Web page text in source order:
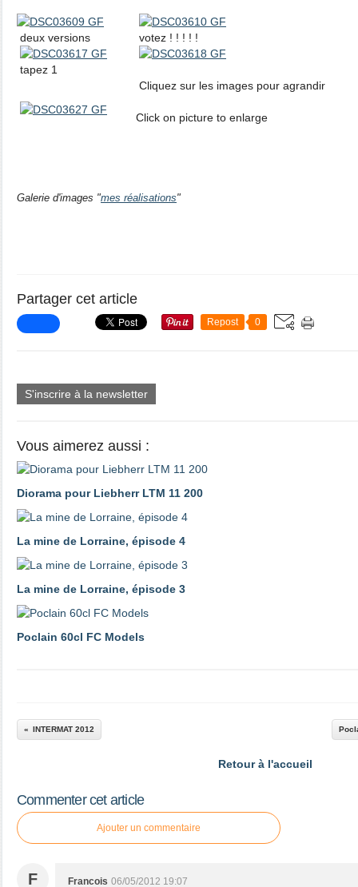
deux versions votez ! ! ! ! !
tapez 1
Cliquez sur les images pour agrandir
Click on picture to enlarge
Galerie d'images "mes réalisations"
Partager cet article
Repost 0
S'inscrire à la newsletter
Vous aimerez aussi :
Diorama pour Liebherr LTM 11 200
La mine de Lorraine, épisode 4
La mine de Lorraine, épisode 3
Poclain 60cl FC Models
INTERMAT 2012
Retour à l'accueil
Commenter cet article
Ajouter un commentaire
F Francois 06/05/2012 19:07